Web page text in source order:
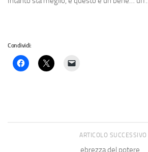
Condividi:
ARTICOLO SUCCESSIVO
ebrezza del potere